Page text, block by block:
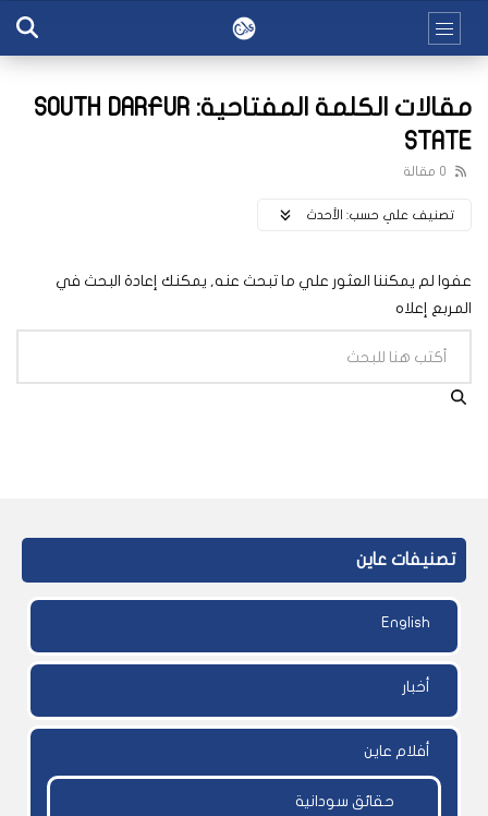
مقالات الكلمة المفتاحية: SOUTH DARFUR
STATE
0 مقالة
تصنيف علي حسب: اﻷحدث
عفوا لم يمكننا العثور علي ما تبحث عنه, يمكنك إعادة البحث في
المربع إعلاه
تصنيفات عاين
English
أخبار
أفلام عاين
حقائق سودانية